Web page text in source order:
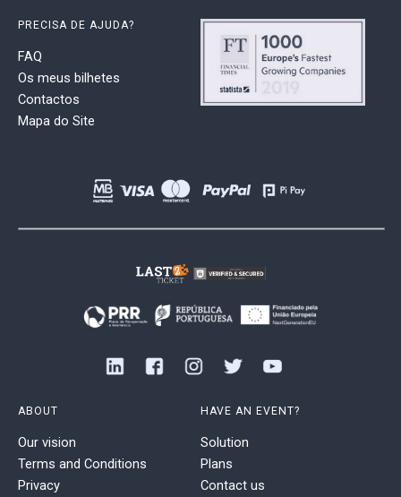
PRECISA DE AJUDA?
FAQ
Os meus bilhetes
Contactos
Mapa do Site
ABOUT
Our vision
Terms and Conditions
Privacy
HAVE AN EVENT?
Solution
Plans
Contact us